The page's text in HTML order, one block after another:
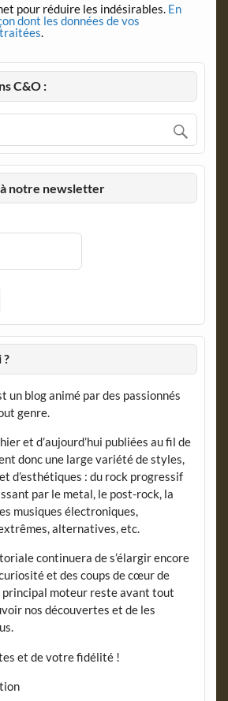
pour réduire les indésirables. En
dont les données de vos
.
C&O :
notre newsletter
?
un blog animé par des passionnés
genre.
et d’aujourd’hui publiées au fil de
donc une large variété de styles,
d’esthétiques : du rock progressif
par le metal, le post-rock, la
musiques électroniques,
alternatives, etc.
continuera de s’élargir encore
et des coups de cœur de
principal moteur reste avant tout
nos découvertes et de les
et de votre fidélité !